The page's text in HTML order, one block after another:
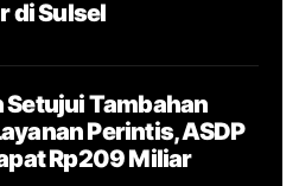
di Sulsel
Setujui Tambahan
Perintis, ASDP
Rp209 Miliar